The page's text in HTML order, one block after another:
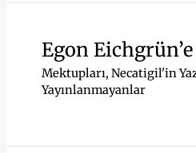
Egon
Mektupları, Necatigil'in
Yayınlanmayanlar